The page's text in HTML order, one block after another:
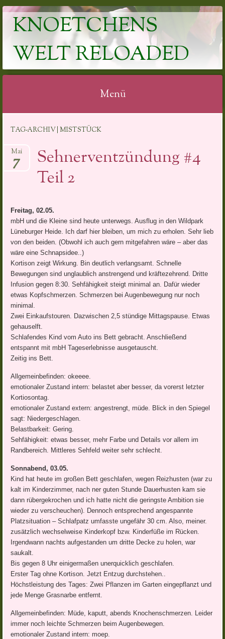
KNOETCHENS
WELT RELOADED
Menü
Inhalt
TAG-ARCHIV | MISTSTÜCK
Sehnerventzündung #4
Teil 2
Mai
7
Freitag, 02.05.
mbH und die Kleine sind heute unterwegs. Ausflug in den Wildpark
Lüneburger Heide. Ich darf hier bleiben, um mich zu erholen. Sehr lieb
von den beiden. (Obwohl ich auch gern mitgefahren wäre – aber das
wäre eine Schnapsidee..)
Kortison zeigt Wirkung. Bin deutlich verlangsamt. Schnelle
Bewegungen sind unglaublich anstrengend und kräftezehrend. Dritte
Infusion gegen 8:30. Sehfähigkeit steigt minimal an. Dafür wieder
etwas Kopfschmerzen. Schmerzen bei Augenbewegung nur noch
minimal.
Zwei Einkaufstouren. Dazwischen 2,5 stündige Mittagspause. Etwas
gehauselft.
Schlafendes Kind vom Auto ins Bett gebracht. Anschließend
entspannt mit mbH Tageserlebnisse ausgetauscht.
Zeitig ins Bett.
Allgemeinbefinden: okeeee.
emotionaler Zustand intern: belastet aber besser, da vorerst letzter
Kortiosontag.
emotionaler Zustand extern: angestrengt, müde. Blick in den Spiegel
sagt: Niedergeschlagen.
Belastbarkeit: Gering.
Sehfähigkeit: etwas besser, mehr Farbe und Details vor allem im
Randbereich. Mittleres Sehfeld weiter sehr schlecht.
Sonnabend, 03.05.
Kind hat heute im großen Bett geschlafen, wegen Reizhusten (war zu
kalt im Kinderzimmer, nach ner guten Stunde Dauerhusten kam sie
dann rübergekrochen und ich hatte nicht die geringste Ambition sie
wieder zu verscheuchen). Dennoch entsprechend angespannte
Platzsituation – Schlafpatz umfasste ungefähr 30 cm. Also, meiner.
zusätzlich wechselweise Kinderkopf bzw. Kinderfüße im Rücken.
Irgendwann nachts aufgestanden um dritte Decke zu holen, war
saukalt.
Bis gegen 8 Uhr einigermaßen unerquicklich geschlafen.
Erster Tag ohne Kortison. Jetzt Entzug durchstehen..
Höchstleistung des Tages: Zwei Pflanzen im Garten eingepflanzt und
jede Menge Grasnarbe entfernt.
Allgemeinbefinden: Müde, kaputt, abends Knochenschmerzen. Leider
immer noch leichte Schmerzen beim Augenbewegen.
emotionaler Zustand intern: moep.